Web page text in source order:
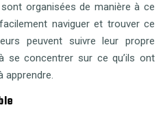
organisées de manière à ce
naviguer et trouver ce
peuvent suivre leur propre
se concentrer sur ce qu’ils ont
apprendre.